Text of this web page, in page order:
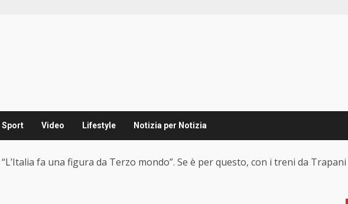
Sport Video Lifestyle Notizia per Notizia
fa una figura da Terzo mondo”. Se è per questo, con i treni da